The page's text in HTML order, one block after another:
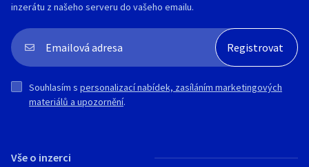
Vše o inzerci
inzerátu z našeho serveru do vašeho emailu.
Souhlasím s personalizací nabídek, zasíláním marketingových
materiálů a upozornění.